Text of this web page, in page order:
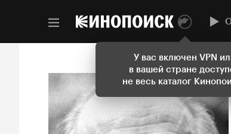
У вас включен VPN
в вашей стране
не весь каталог